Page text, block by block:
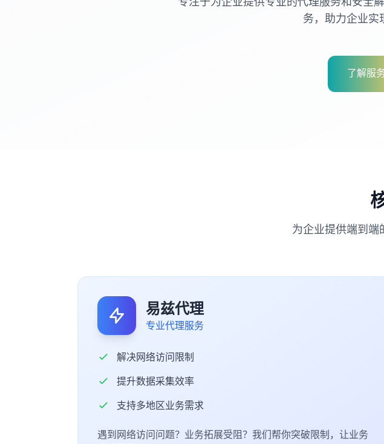
务，助力企业实
了解服
为企业提供端到端
易兹代理
专业代理服务
解决网络访问限制
提升数据采集效率
支持多地区业务需求
遇到网络访问问题？业务拓展受阻？我们帮你突破限制，让业务